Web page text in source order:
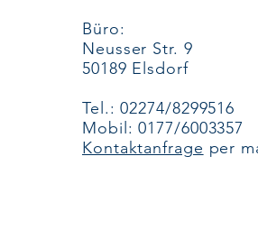
Büro:
Neusser Str. 9
50189 Elsdorf
Tel.: 02274/8299516
Mobil: 0177/6003357
Kontaktanfrage per